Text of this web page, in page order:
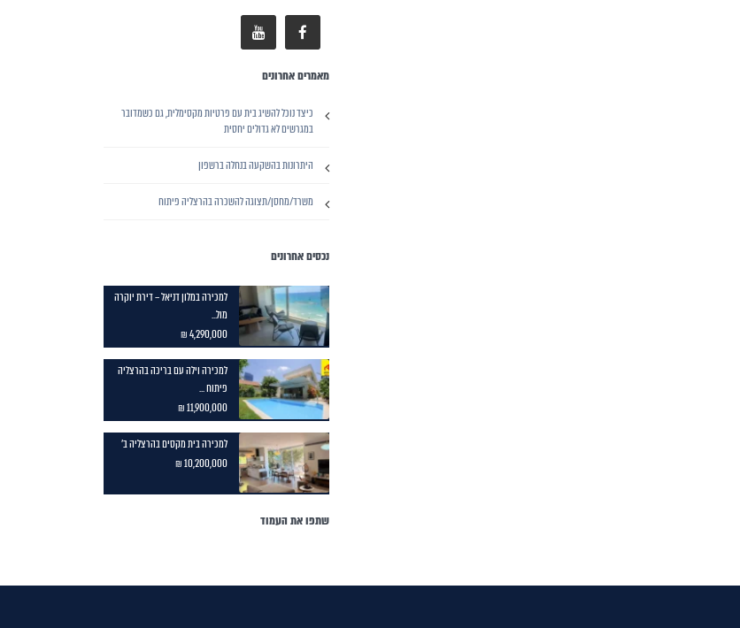
מאמרים אחרונים
כיצד נוכל להשיג בית עם פרטיות מקסימלית, גם כשמדובר
במגרשים לא גדולים יחסית
היתרונות בהשקעה בנחלה ברשפון
משרד/מחסן/תצוגה להשכרה בהרצליה פיתוח
נכסים אחרונים
למכירה במלון דניאל – דירת יוקרה
מול...
4,290,000 ₪
למכירה וילה עם בריכה בהרצליה
פיתוח ...
11,900,000 ₪
למכירה בית מקסים בהרצליה ב'
10,200,000 ₪
שתפו את העמוד